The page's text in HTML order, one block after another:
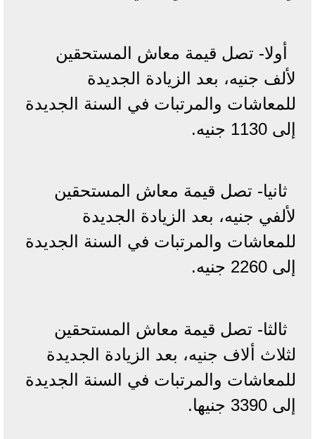
أولا- تصل قيمة معاش المستحقين
لألف جنيه، بعد الزيادة الجديدة
للمعاشات والمرتبات في السنة الجديدة
إلى 1130 جنيه.
ثانيا- تصل قيمة معاش المستحقين
لألفي جنيه، بعد الزيادة الجديدة
للمعاشات والمرتبات في السنة الجديدة
إلى 2260 جنيه.
ثالثا- تصل قيمة معاش المستحقين
لثلاث ألاف جنيه، بعد الزيادة الجديدة
للمعاشات والمرتبات في السنة الجديدة
إلى 3390 جنيها.